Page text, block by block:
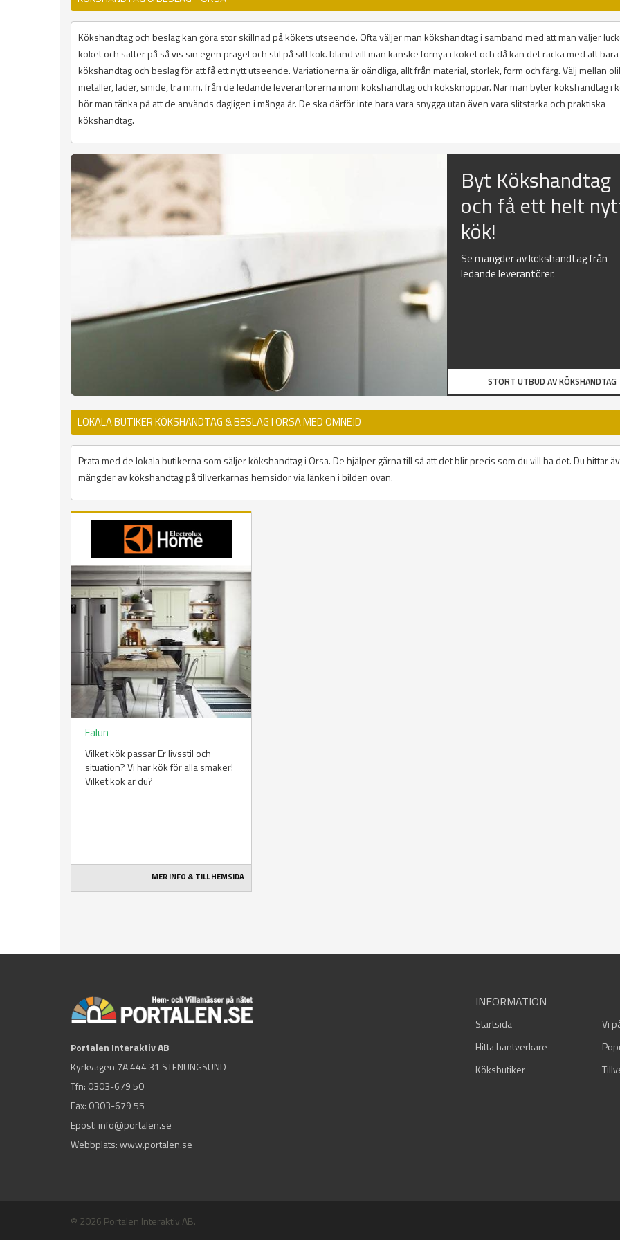
Kökshandtag och beslag kan göra stor skillnad på kökets utseende. Ofta väljer man kökshandtag i samband med att man väljer
köket och sätter på så vis sin egen prägel och stil på sitt kök. bland vill man kanske förnya i köket och då kan det räcka med att
kökshandtag och beslag för att få ett nytt utseende. Variationerna är oändliga, allt från material, storlek, form och färg. Välj mellan
metaller, läder, smide, trä m.m. från de ledande leverantörerna inom kökshandtag och köksknoppar. När man byter kökshandtag i
bör man tänka på att de används dagligen i många år. De ska därför inte bara vara snygga utan även vara slitstarka och praktiska
kökshandtag.
Byt Kökshandtag
och få ett helt
kök!
Se mängder av kökshandtag från
ledande leverantörer.
STORT UTBUD AV KÖKSHANDTAG
LOKALA BUTIKER KÖKSHANDTAG & BESLAG I ORSA MED OMNEJD
Prata med de lokala butikerna som säljer kökshandtag i Orsa. De hjälper gärna till så att det blir precis som du vill ha det. Du hittar
mängder av kökshandtag på tillverkarnas hemsidor via länken i bilden ovan.
Falun
Vilket kök passar Er livsstil och
situation? Vi har kök för alla smaker!
Vilket kök är du?
MER INFO & TILL HEMSIDA
Portalen Interaktiv AB
Kyrkvägen 7A 444 31 STENUNGSUND
Tfn: 0303-679 50
Fax: 0303-679 55
Epost: info@portalen.se
Webbplats: www.portalen.se
INFORMATION
Startsida
Vi
Hitta hantverkare
Köksbutiker
© 2026 Portalen Interaktiv AB.